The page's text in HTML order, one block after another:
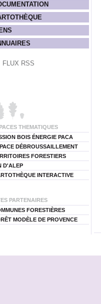
FLUX RSS
THEMATIQUES
BOIS ÉNERGIE PACA
DÉBROUSSAILLEMENT
FORESTIERS
D'ALEP
INTERACTIVE
PARTENAIRES
FORESTIÈRES
MODÈLE DE PROVENCE